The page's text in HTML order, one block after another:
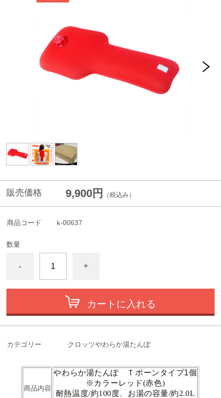
販売価格 9,900円 （税込み）
商品コード k-00637
数量
- +
カートに入れる
カテゴリー クロッツやわらか湯たんぽ
商品内容
やわらか湯たんぽ Ｔボーンタイプ1個
※カラーレッド(赤色)
耐熱温度/約100度、お湯の容量/約2.0L